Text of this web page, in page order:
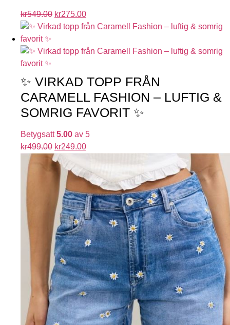
kr549.00 kr275.00
✨ VIRKAD TOPP FRÅN
CARAMELL FASHION – LUFTIG &
SOMRIG FAVORIT ✨
Betygsatt5.00 av 5
kr499.00 kr249.00